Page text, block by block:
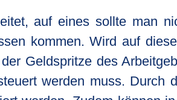
auf eines sollte man
kommen. Wird auf
Geldspritze des
werden muss. Durch